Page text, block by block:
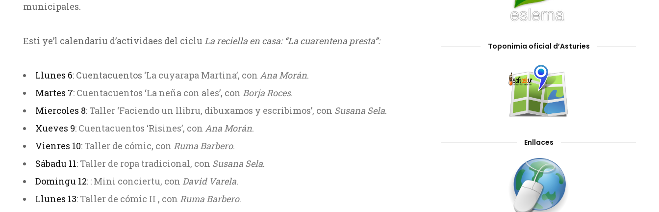
municipales.
Esti ye’l calendariu d’actividaes del ciclu La reciella en casa: “La cuarentena presta”:
Llunes 6: Cuentacuentos ‘La cuyarapa Martina’, con Ana Morán.
Martes 7: Cuentacuentos ‘La neña con ales’, con Borja Roces.
Miercoles 8: Taller ‘Faciendo un llibru, dibuxamos y escribimos’, con Susana Sela.
Xueves 9: Cuentacuentos ‘Risines’, con Ana Morán.
Vienres 10: Taller de cómic, con Ruma Barbero.
Sábadu 11: Taller de ropa tradicional, con Susana Sela.
Domingu 12: : Mini conciertu, con David Varela.
Llunes 13: Taller de cómic II , con Ruma Barbero.
Toponimia oficial d’Asturies
Enllaces